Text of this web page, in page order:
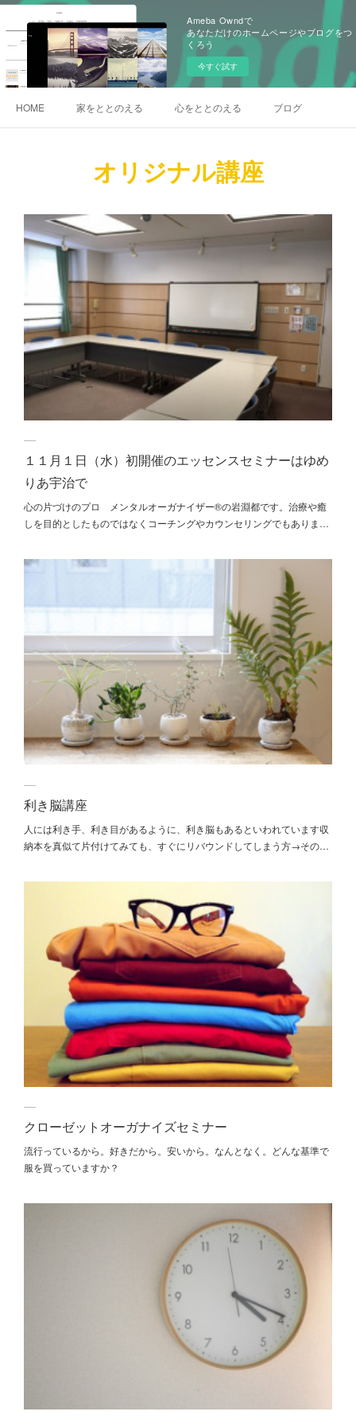
Ameba Owndで
あなただけのホームページやブログをつ
くろう
今すぐ試す
HOME 家をととのえる 心をととのえる ブログ
オリジナル講座
１１月１日（水）初開催のエッセンスセミナーはゆめ
りあ宇治で
心の片づけのプロ メンタルオーガナイザー®の岩淵都です。治療や癒
しを目的としたものではなくコーチングやカウンセリングでもありま…
利き脳講座
人には利き手、利き目があるように、利き脳もあるといわれています収
納本を真似て片付けてみても、すぐにリバウンドしてしまう方→その…
クローゼットオーガナイズセミナー
流行っているから。好きだから。安いから。なんとなく。どんな基準で
服を買っていますか？